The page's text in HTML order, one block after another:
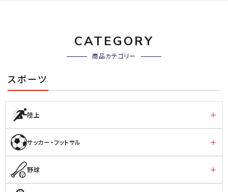
CATEGORY
商品カテゴリー
スポーツ
陸上
サッカー・フットサル
野球